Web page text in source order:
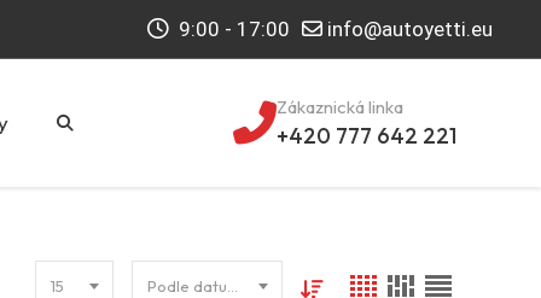
9:00 - 17:00 info@autoyetti.eu
Zákaznická linka
+420 777 642 221
15